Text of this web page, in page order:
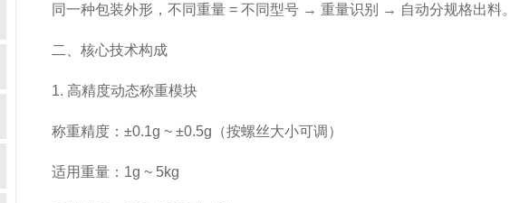
同一种包装外形，不同重量 = 不同型号 → 重量识别 → 自动分规格出料。
二、核心技术构成
1. 高精度动态称重模块
称重精度：±0.1g ~ ±0.5g（按螺丝大小可调）
适用重量：1g ~ 5kg